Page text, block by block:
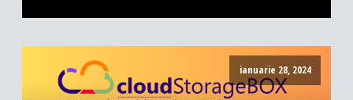
ianuarie 28, 2024